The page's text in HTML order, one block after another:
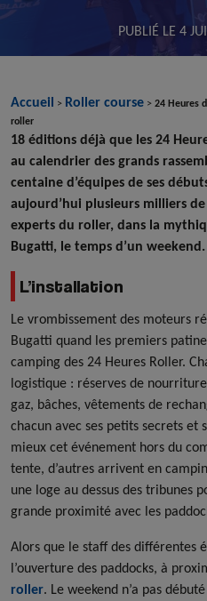
PUBLIÉ LE 4
Accueil > Roller course > 24 Heures
roller
18 éditions déjà que les 24
au calendrier des grands
centaine d’équipes de ses
aujourd’hui plusieurs milliers
experts du roller, dans la
Bugatti, le temps d’un weekend.
L’installation
Le vrombissement des moteurs
Bugatti quand les premiers
camping des 24 Heures Roller.
logistique : réserves de
gaz, bâches, vêtements de
chacun avec ses petits secrets
mieux cet événement hors du
tente, d’autres arrivent en
une loge au dessus des tribunes
grande proximité avec les
Alors que le staff des différentes
l’ouverture des paddocks, à
roller. Le weekend n’a pas